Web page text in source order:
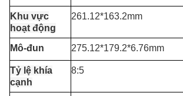
Khu vực
hoạt động
261.12*163.2mm
Mô-đun 275.12*179.2*6.76mm
Tỷ lệ khía
cạnh
8:5